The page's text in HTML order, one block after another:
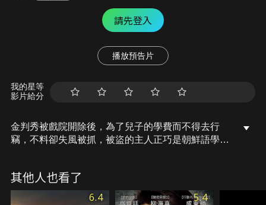
請先登入
播放預告片
我的星等
影片給分
金判秀被戲院開除後，為了兒子的學費而不得去行
竊，不料卻失風被抓，被盜的主人正巧是朝鮮語學會
時間中，必須在日本帝國高壓的監視下完成屬於朝鮮
的字典……。
其他人也看了
6.4 5.4